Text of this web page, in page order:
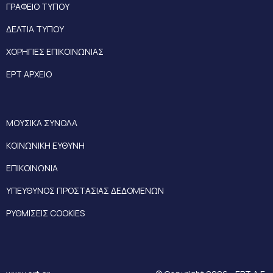
ΓΡΑΦΕΙΟ ΤΥΠΟΥ
ΔΕΛΤΙΑ ΤΥΠΟΥ
ΧΟΡΗΓΙΕΣ ΕΠΙΚΟΙΝΩΝΙΑΣ
ΕΡΤ ΑΡΧΕΙΟ
ΜΟΥΣΙΚΑ ΣΥΝΟΛΑ
ΚΟΙΝΩΝΙΚΗ ΕΥΘΥΝΗ
ΕΠΙΚΟΙΝΩΝΙΑ
ΥΠΕΥΘΥΝΟΣ ΠΡΟΣΤΑΣΙΑΣ ΔΕΔΟΜΕΝΩΝ
ΡΥΘΜΙΣΕΙΣ COOKIES